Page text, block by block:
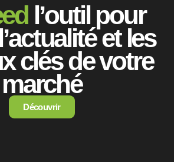
l’outil pour
et les
clés de votre
marché
Découvrir